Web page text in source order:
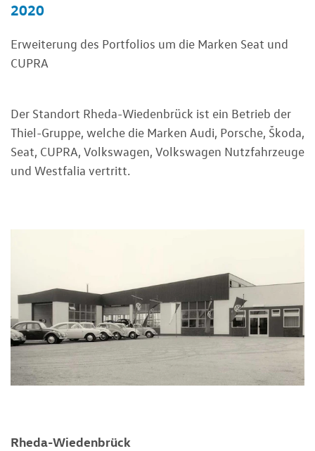
2020
Erweiterung des Portfolios um die Marken Seat und
CUPRA
Der Standort Rheda-Wiedenbrück ist ein Betrieb der
Thiel-Gruppe, welche die Marken Audi, Porsche, Škoda,
Seat, CUPRA, Volkswagen, Volkswagen Nutzfahrzeuge
und Westfalia vertritt.
Rheda-Wiedenbrück